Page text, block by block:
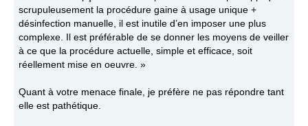
scrupuleusement la procédure gaine à usage unique +
désinfection manuelle, il est inutile d’en imposer une plus
complexe. Il est préférable de se donner les moyens de veiller
à ce que la procédure actuelle, simple et efficace, soit
réellement mise en oeuvre. »
Quant à votre menace finale, je préfère ne pas répondre tant
elle est pathétique.